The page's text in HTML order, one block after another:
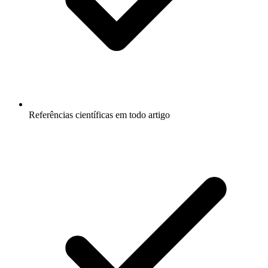
Referências científicas em todo artigo